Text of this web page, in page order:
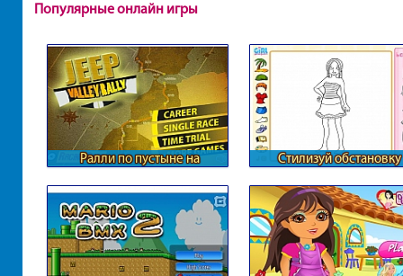
Популярные онлайн игры
Ралли по пустыне на
Стилизуй обстановку